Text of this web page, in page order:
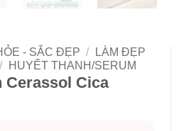
- SẮC ĐẸP /
LÀM ĐẸP
/ HUYẾT THANH/SERUM
Cerassol Cica